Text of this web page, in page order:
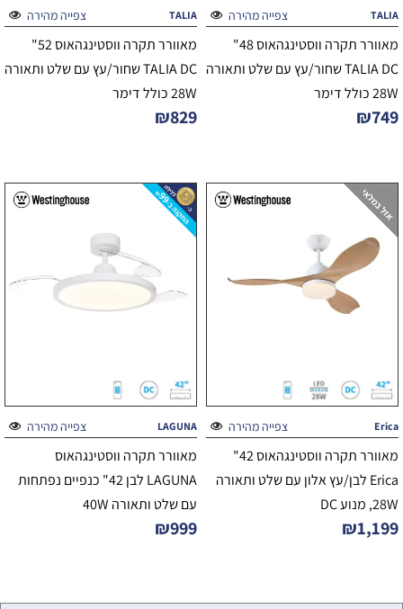
צפייה מהירה TALIA
מאוורר תקרה ווסטינגהאוס 48"
TALIA DC שחור/עץ עם שלט ותאורה
28W כולל דימר
₪749
צפייה מהירה TALIA
מאוורר תקרה ווסטינגהאוס 52"
TALIA DC שחור/עץ עם שלט ותאורה
28W כולל דימר
₪829
צפייה מהירה Erica
מאוורר תקרה ווסטינגהאוס 42"
Erica לבן/עץ אלון עם שלט ותאורה
28W, מנוע DC
₪1,199
צפייה מהירה LAGUNA
מאוורר תקרה ווסטינגהאוס
LAGUNA לבן 42" כנפיים נפתחות
עם שלט ותאורה 40W
₪999